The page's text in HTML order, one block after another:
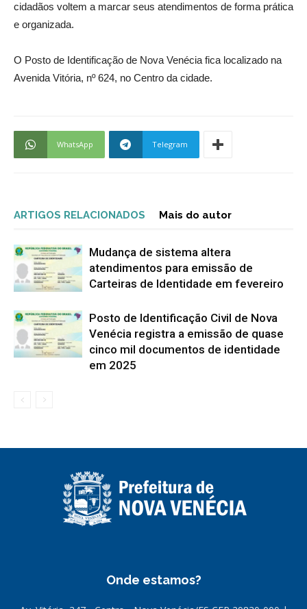
cidadãos voltem a marcar seus atendimentos de forma prática
e organizada.
O Posto de Identificação de Nova Venécia fica localizado na
Avenida Vitória, nº 624, no Centro da cidade.
WhatsApp Telegram
ARTIGOS RELACIONADOS Mais do autor
Mudança de sistema altera
atendimentos para emissão de
Carteiras de Identidade em fevereiro
Posto de Identificação Civil de Nova
Venécia registra a emissão de quase
cinco mil documentos de identidade
em 2025
Onde estamos?